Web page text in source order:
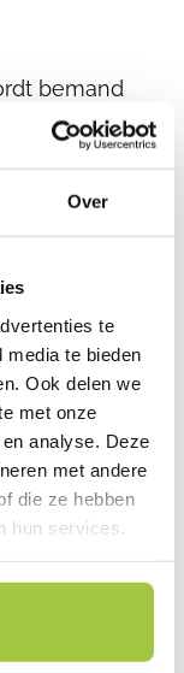
Over
te
te bieden
Ook delen we
met onze
analyse. Deze
met andere
die ze hebben
hun services.
bemand
en
en probeert
á la minute
hier op
werkt zeer
Cycle